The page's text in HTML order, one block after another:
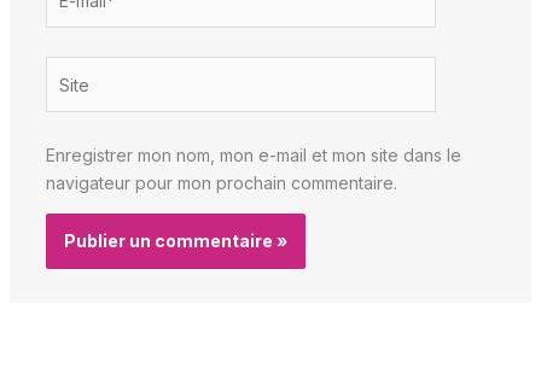
mail*
Enregistrer mon nom, mon e-mail et mon site dans le
navigateur pour mon prochain commentaire.